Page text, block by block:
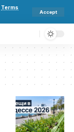
Terms
Accept